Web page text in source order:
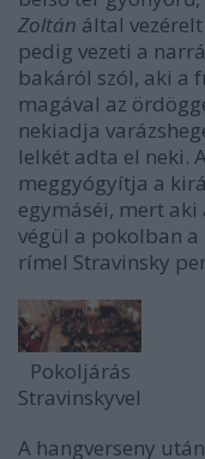
Zoltán által
pedig vezeti a
bakáról szól, aki a
magával az
nekiadja
lelkét adta el neki.
meggyógyítja a
egymáséi, mert
végül a pokolban a
rímel Stravinsky
Pokoljárás
Stravinskyvel
A hangverseny